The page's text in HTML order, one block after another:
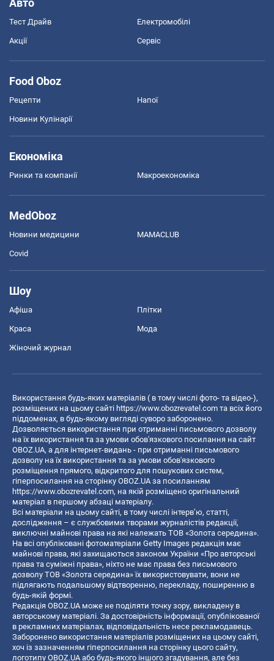
Авто
Тест Драйв Електромобілі
Акції Сервіс
Food Oboz
Рецепти Напої
Новини Кулінарії
Економіка
Ринки та компанії Макроекономіка
MedOboz
Новини медицини MAMACLUB
Covid
Шоу
Афіша Плітки
Краса Мода
Жіночий журнал
Використання будь-яких матеріалів ( в тому числі фото- та відео-),
розміщених на цьому сайті https://www.obozrevatel.com та всіх його
піддоменах, в будь-якому вигляді суворо заборонено.
Дозволяється використання при отриманні письмового дозволу
на їх використання та за умови обов'язкового посилання на сайт
OBOZ.UA, а для інтернет-видань - при отриманні письмового
дозволу на їх використання та за умови обов'язкового
розміщення прямого, відкритого для пошукових систем,
гіперпосилання на сторінку OBOZ.UA за посиланням
https://www.obozrevatel.com, на якій розміщено оригінальний
матеріал в першому абзаці матеріалу.
Всі матеріали на цьому сайті, в тому числі інтерв’ю, статті,
дослідження – є службовими творами журналістів редакції,
виключні майнові права на які належать ТОВ «Золота середина».
На всі опубліковані фотоматеріали Getty Images редакція має
майнові права, які захищаються законом України «Про авторські
права та суміжні права», ніхто не має права без письмового
дозволу ТОВ «Золота середина» їх використовувати, вони не
підлягають подальшому відтворенню, перекладу, поширенню в
будь-якій формі.
Редакція OBOZ.UA може не поділяти точку зору, викладену в
авторському матеріалі. За достовірність інформації, опублікованої
в рекламних матеріалах, відповідальність несе рекламодавець.
Заборонено використання матеріалів розміщених на цьому сайті,
хоч із зазначенням гіперпосилання на сторінку цього сайту,
логотипу OBOZ.UA або будь-якого іншого згадування, але без